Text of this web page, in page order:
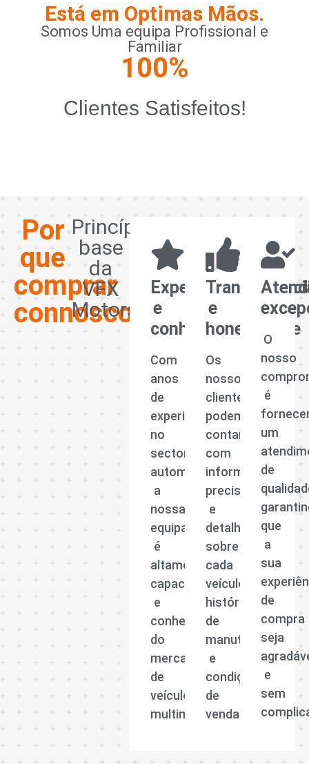
Está em Optimas Mãos.
Somos Uma equipa Profissional e
Familiar
Clientes Satisfeitos!
100%
Por
que
comprar
connosco?
Princípios
base
da
VFX
Motors
Experiência
e
conhecimento
Com
anos
de
experiência
no
sector
automóvel,
a
nossa
equipa
é
altamente
capacitada
e
conhecedora
do
mercado
de
veículos
multimarcas.
e
honestidade
Os
nossos
clientes
podem
contar
com
informações
precisas
e
detalhadas
sobre
cada
veículo,
histórico
de
manutenção
e
condições
de
venda.
O
nosso
é
um
de
que
a
sua
de
compra
seja
e
sem